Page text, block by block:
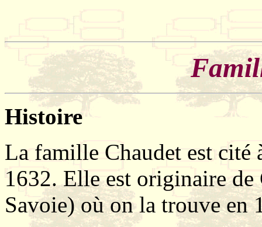
Histoire
La famille Chaudet est cité
1632. Elle est originaire de
Savoie) où on la trouve en